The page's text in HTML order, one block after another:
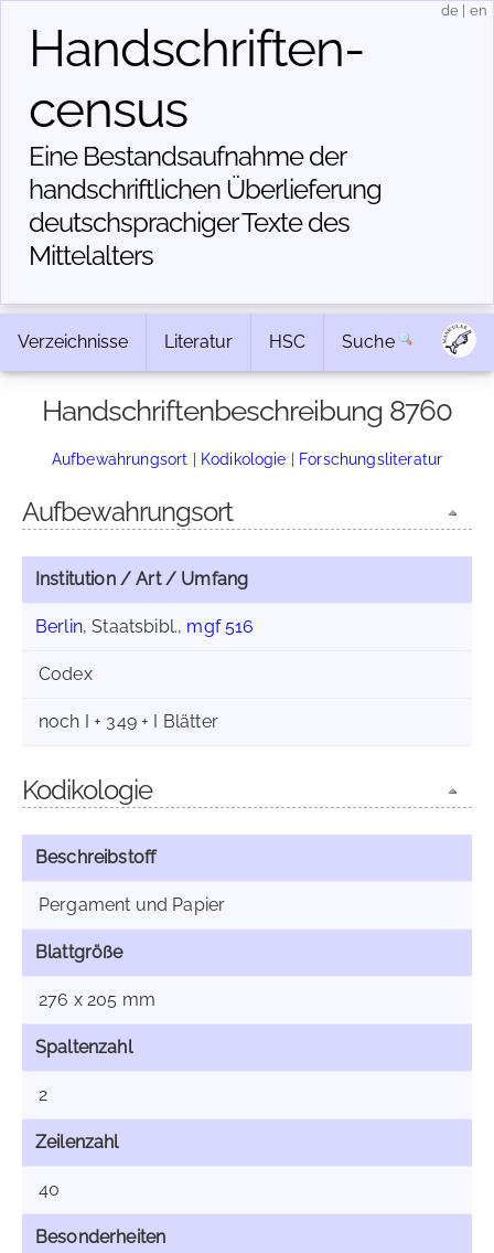
Handschriften­
census
Eine Bestandsaufnahme der
handschriftlichen Über­lieferung
deutschsprachiger Texte des
Mittelalters
de en
Verzeichnisse Literatur HSC Suche
Handschriftenbeschreibung 8760
Aufbewahrungsort | Kodikologie | Forschungsliteratur
Aufbewahrungsort
Institution / Art / Umfang
Berlin, Staatsbibl., mgf 516
Codex
noch I + 349 + I Blätter
Kodikologie
Beschreibstoff
Pergament und Papier
Blattgröße
276 x 205 mm
Spaltenzahl
2
Zeilenzahl
40
Besonderheiten